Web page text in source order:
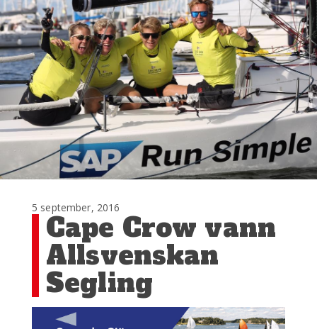
5 september, 2016
Cape Crow vann
Allsvenskan
Segling